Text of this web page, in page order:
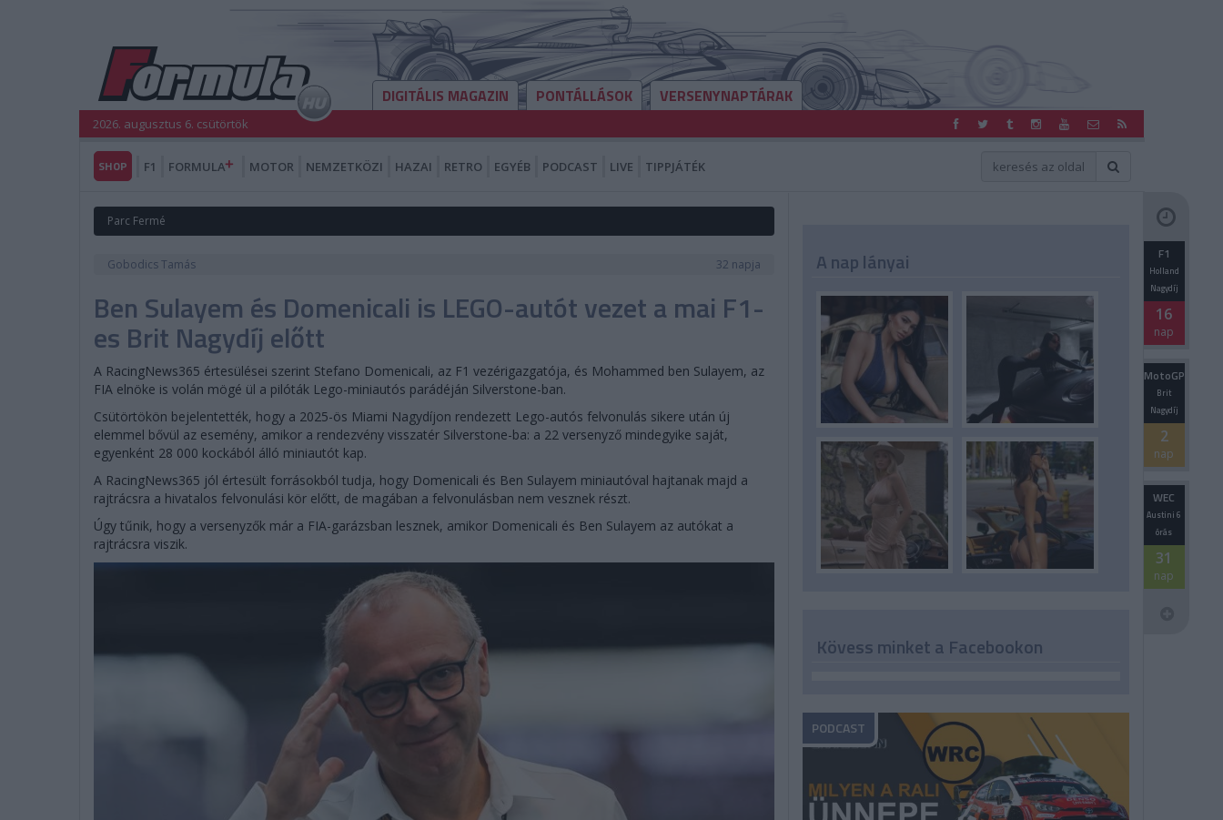
DIGITÁLIS MAGAZIN PONTÁLLÁSOK VERSENYNAPTÁRAK
2026. augusztus 6. csütörtök
SHOP F1 FORMULA MOTOR NEMZETKÖZI HAZAI RETRO EGYÉB PODCAST LIVE TIPPJÁTÉK
Parc Fermé
Gobodics Tamás 32 napja
Ben Sulayem és Domenicali is LEGO-autót vezet a mai F1-
es Brit Nagydíj előtt
A RacingNews365 értesülései szerint Stefano Domenicali, az F1 vezérigazgatója, és Mohammed ben Sulayem, az
FIA elnöke is volán mögé ül a pilóták Lego-miniautós parádéján Silverstone-ban.
Csütörtökön bejelentették, hogy a 2025-ös Miami Nagydíjon rendezett Lego-autós felvonulás sikere után új
elemmel bővül az esemény, amikor a rendezvény visszatér Silverstone-ba: a 22 versenyző mindegyike saját,
egyenként 28 000 kockából álló miniautót kap.
A RacingNews365 jól értesült forrásokból tudja, hogy Domenicali és Ben Sulayem miniautóval hajtanak majd a
rajtrácsra a hivatalos felvonulási kör előtt, de magában a felvonulásban nem vesznek részt.
Úgy tűnik, hogy a versenyzők már a FIA-garázsban lesznek, amikor Domenicali és Ben Sulayem az autókat a
rajtrácsra viszik.
A nap lányai
Kövess minket a Facebookon
F1
Holland
Nagydíj
16
nap
MotoGP
Brit
Nagydíj
2
nap
WEC
Austini 6
órás
31
nap
PODCAST